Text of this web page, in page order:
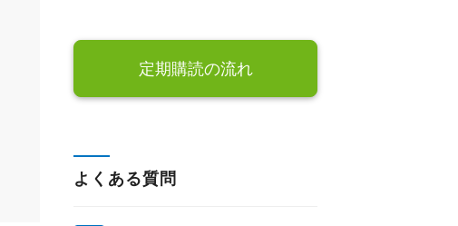
定期購読の流れ
よくある質問